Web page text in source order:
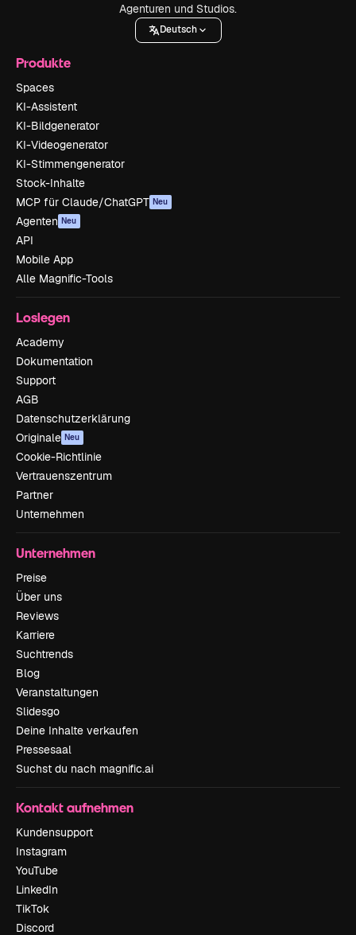
Agenturen und Studios.
Deutsch
Produkte
Spaces
KI-Assistent
KI-Bildgenerator
KI-Videogenerator
KI-Stimmengenerator
Stock-Inhalte
MCP für Claude/ChatGPT Neu
Agenten Neu
API
Mobile App
Alle Magnific-Tools
Loslegen
Academy
Dokumentation
Support
AGB
Datenschutzerklärung
Originale Neu
Cookie-Richtlinie
Vertrauenszentrum
Partner
Unternehmen
Unternehmen
Preise
Über uns
Reviews
Karriere
Suchtrends
Blog
Veranstaltungen
Slidesgo
Deine Inhalte verkaufen
Pressesaal
Suchst du nach magnific.ai
Kontakt aufnehmen
Kundensupport
Instagram
YouTube
LinkedIn
TikTok
Discord